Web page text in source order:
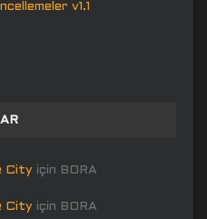
v1.1
City için BORA
City için BORA